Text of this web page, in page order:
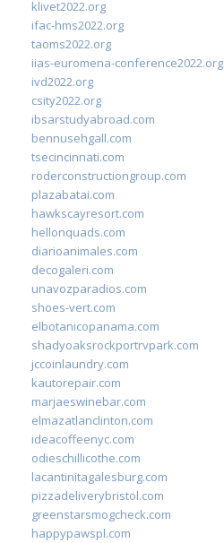
klivet2022.org
ifac-hms2022.org
taoms2022.org
iias-euromena-conference2022.org
ivd2022.org
csity2022.org
ibsarstudyabroad.com
bennusehgall.com
tsecincinnati.com
roderconstructiongroup.com
plazabatai.com
hawkscayresort.com
hellonquads.com
diarioanimales.com
decogaleri.com
unavozparadios.com
shoes-vert.com
elbotanicopanama.com
shadyoaksrockportrvpark.com
jccoinlaundry.com
kautorepair.com
marjaeswinebar.com
elmazatlanclinton.com
ideacoffeenyc.com
odieschillicothe.com
lacantinitagalesburg.com
pizzadeliverybristol.com
greenstarsmogcheck.com
happypawspl.com